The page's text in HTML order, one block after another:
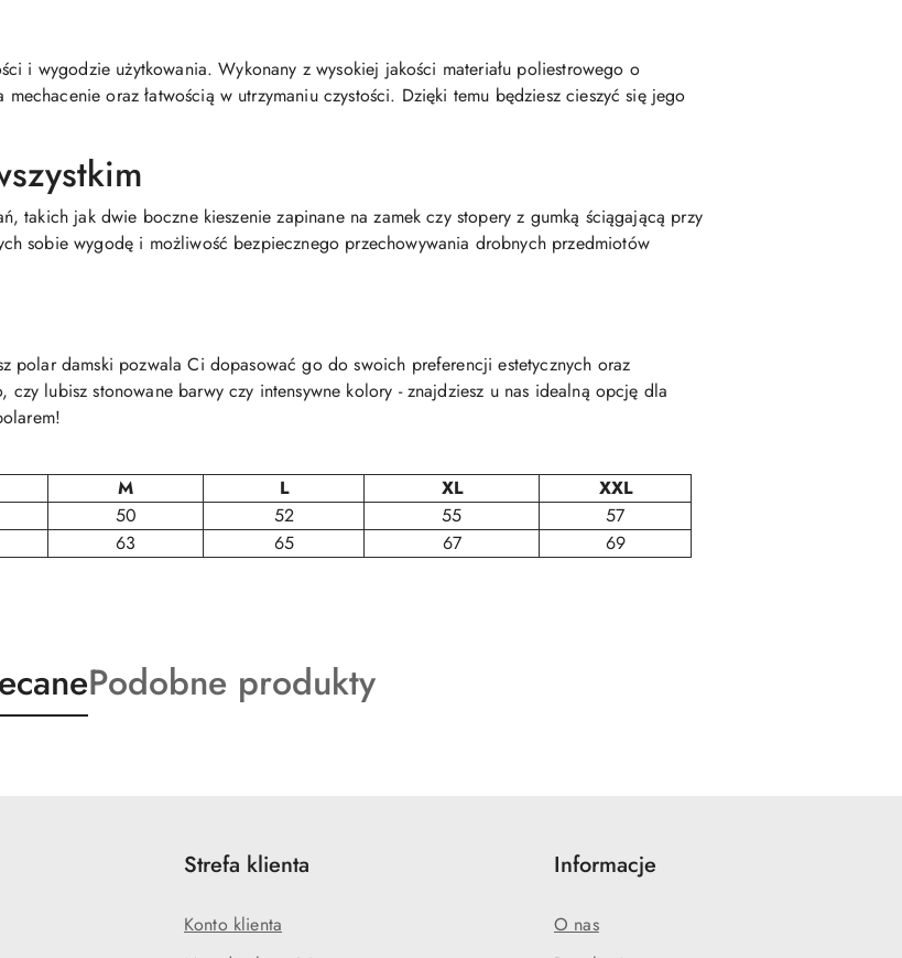
i wygodzie użytkowania. Wykonany z wysokiej jakości materiału poliestrowego o
oraz łatwością w utrzymaniu czystości. Dzięki temu będziesz cieszyć się jego
takich jak dwie boczne kieszenie zapinane na zamek czy stopery z gumką ściągającą przy
sobie wygodę i możliwość bezpiecznego przechowywania drobnych przedmiotów
polar damski pozwala Ci dopasować go do swoich preferencji estetycznych oraz
lubisz stonowane barwy czy intensywne kolory - znajdziesz u nas idealną opcję dla
M L XL
XXL
50 52 55
57
63 65 67 69
Produkty
o
Podobne produkty
Strefa klienta
Konto klienta
Informacje
O nas